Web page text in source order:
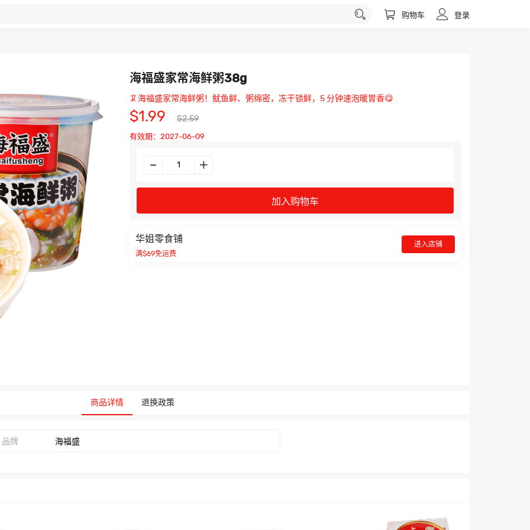
购物车 登录
海福盛家常海鲜粥38g
🦑海福盛家常海鲜粥！鱿鱼鲜、粥绵密，冻干锁鲜，5 分钟速泡暖胃香😋
$1.99 $2.59
有效期：2027-06-09
加入购物车
华姐零食铺
满$69免运费
进入店铺
商品详情 退换政策
品牌 海福盛